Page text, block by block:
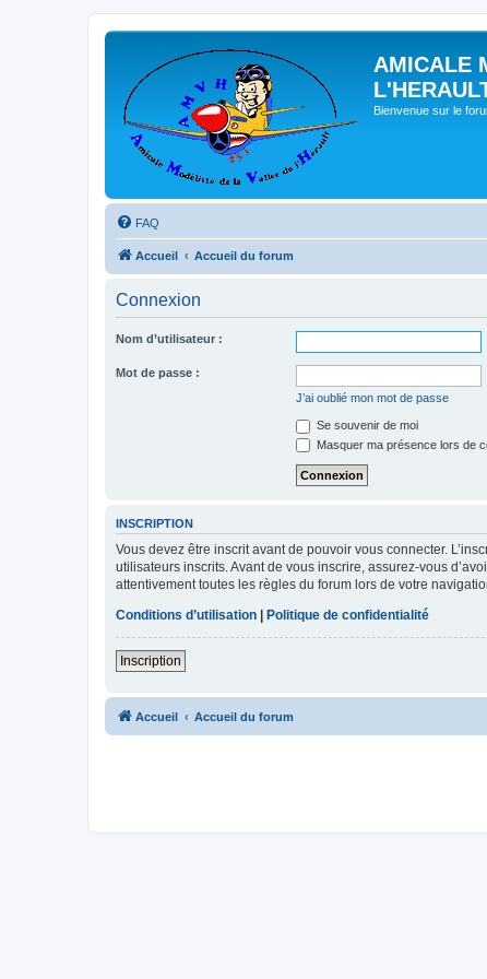
AMICALE
Bienvenue sur le
FAQ
Accueil Accueil du forum
Connexion
Nom d’utilisateur :
Mot de passe :
J’ai oublié mon mot de passe
Se souvenir de moi
Masquer ma présence lors de
INSCRIPTION
Vous devez être inscrit avant de pouvoir vous connecter.
utilisateurs inscrits. Avant de vous inscrire, assurez-vous
attentivement toutes les règles du forum lors de votre
Conditions d’utilisation | Politique de confidentialité
Inscription
Accueil Accueil du forum